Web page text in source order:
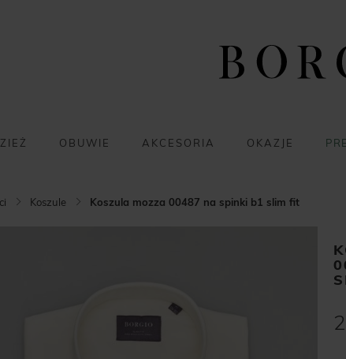
OBUWIE AKCESORIA OKAZJE
Koszule Koszula mozza 00487 na spinki b1 slim fit